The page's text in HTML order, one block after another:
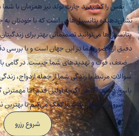
نفس را کشیدید چارت تولد نیز همزمان با
نشان‌دهنده پتانسیل‌هایی است که با خودتان به
پتانسیل‌ها می‌توانید تصمیماتی بهتر برای
دقیق از حضور شما در این جهان است و با بررسی
ضعف، قوت و تهدیدهای شما چیست. در گامی
سوالات مرتبط با زندگی شما از جمله ازدواج،
پاسخ دهیم. آگاهی اگرچه اولین قدم اما مهمترنی
سروش دهقان به شما کمک می‌کنم تا بهترین
شروع رزرو